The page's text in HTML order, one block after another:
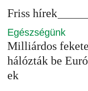
Friss hírek
Egészségünk
Milliárdos
hálózták be
ek